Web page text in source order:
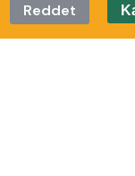
Reddet